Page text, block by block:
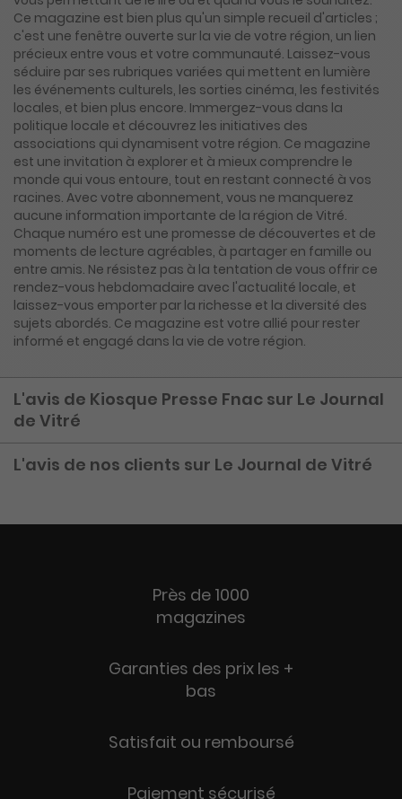
Ce magazine est bien plus qu'un simple recueil d'articles ;
c'est une fenêtre ouverte sur la vie de votre région, un lien
précieux entre vous et votre communauté. Laissez-vous
séduire par ses rubriques variées qui mettent en lumière
les événements culturels, les sorties cinéma, les festivités
locales, et bien plus encore. Immergez-vous dans la
politique locale et découvrez les initiatives des
associations qui dynamisent votre région. Ce magazine
est une invitation à explorer et à mieux comprendre le
monde qui vous entoure, tout en restant connecté à vos
racines. Avec votre abonnement, vous ne manquerez
aucune information importante de la région de Vitré.
Chaque numéro est une promesse de découvertes et de
moments de lecture agréables, à partager en famille ou
entre amis. Ne résistez pas à la tentation de vous offrir ce
rendez-vous hebdomadaire avec l'actualité locale, et
laissez-vous emporter par la richesse et la diversité des
sujets abordés. Ce magazine est votre allié pour rester
informé et engagé dans la vie de votre région.
L'avis de Kiosque Presse Fnac sur Le Journal
de Vitré
L'avis de nos clients sur Le Journal de Vitré
Près de 1000
magazines
Garanties des prix les +
bas
Satisfait ou remboursé
Paiement sécurisé